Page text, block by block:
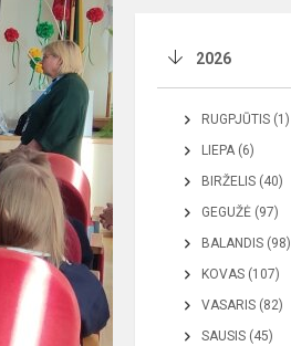
2026
RUGPJŪTIS (1)
LIEPA (6)
BIRŽELIS (40)
GEGUŽĖ (97)
BALANDIS (98)
KOVAS (107)
VASARIS (82)
SAUSIS (45)